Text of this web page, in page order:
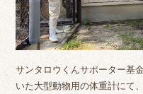
サンタロウくんサポーター基
いた大型動物用の体重計にて